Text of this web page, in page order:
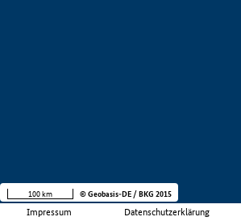
Impressum Datenschutzerklärung
100 km © Geobasis-DE / BKG 2015